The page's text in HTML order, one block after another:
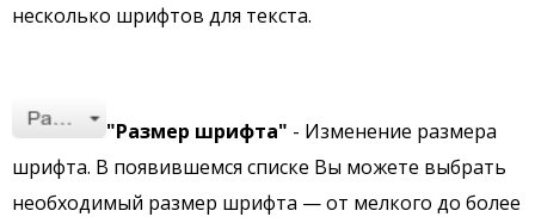
несколько шрифтов для текста.
"Размер шрифта" - Изменение размера
шрифта. В появившемся списке Вы можете выбрать
необходимый размер шрифта — от мелкого до более